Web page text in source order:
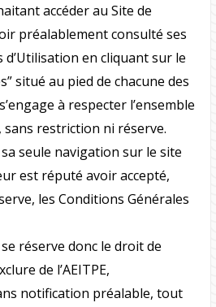
accéder au Site de
préalablement consulté ses
en cliquant sur le
situé au pied de chacune des
à respecter l’ensemble
restriction ni réserve.
seule navigation sur le site
est réputé avoir accepté,
les Conditions Générales
se réserve donc le droit de
de l’AEITPE,
notification préalable, tout